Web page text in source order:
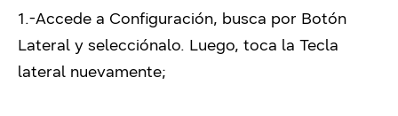
1.-Accede a Configuración, busca por Botón
Lateral y selecciónalo. Luego, toca la Tecla
lateral nuevamente;